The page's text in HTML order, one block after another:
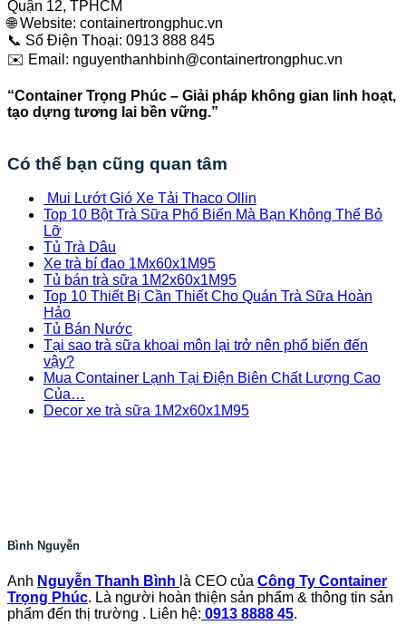
Quận 12, TPHCM
🌐 Website: containertrongphuc.vn
📞 Số Điện Thoại: 0913 888 845
✉️ Email: nguyenthanhbinh@containertrongphuc.vn
“Container Trọng Phúc – Giải pháp không gian linh hoạt,
tạo dựng tương lai bền vững.”
Có thể bạn cũng quan tâm
Mui Lướt Gió Xe Tải Thaco Ollin
Top 10 Bột Trà Sữa Phổ Biến Mà Bạn Không Thể Bỏ
Lỡ
Tủ Trà Dâu
Xe trà bí đao 1Mx60x1M95
Tủ bán trà sữa 1M2x60x1M95
Top 10 Thiết Bị Cần Thiết Cho Quán Trà Sữa Hoàn
Hảo
Tủ Bán Nước
Tại sao trà sữa khoai môn lại trở nên phổ biến đến
vậy?
Mua Container Lạnh Tại Điện Biên Chất Lượng Cao
Của…
Decor xe trà sữa 1M2x60x1M95
Bình Nguyễn
Anh Nguyễn Thanh Bình là CEO của Công Ty Container
Trọng Phúc. Là người hoàn thiện sản phẩm & thông tin sản
phẩm đến thị trường . Liên hệ: 0913 8888 45.